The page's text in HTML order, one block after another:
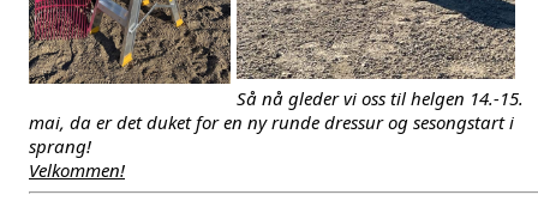
Så nå gleder vi oss til helgen 14.-15.
mai, da er det duket for en ny runde dressur og sesongstart i
sprang!
Velkommen!